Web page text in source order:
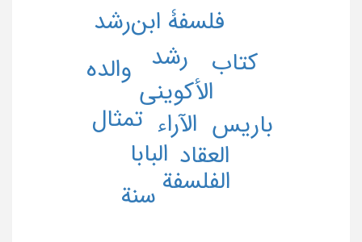
الآراء
الأکوینی
البابا العقاد
الفلسفة
باریس تمثال
رشد
سنة
فلسفۀ ابن‌رشد
والده
کتاب